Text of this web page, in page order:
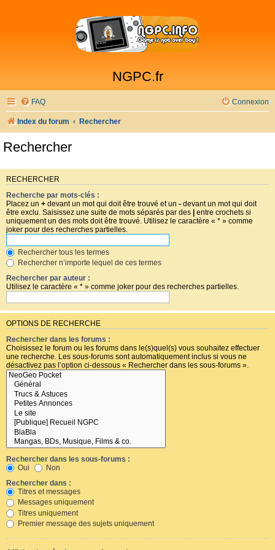
NGPC.fr
FAQ Connexion
Index du forum Rechercher
Rechercher
RECHERCHER
Recherche par mots-clés :
Placez un + devant un mot qui doit être trouvé et un - devant un mot qui doit
être exclu. Saisissez une suite de mots séparés par des | entre crochets si
uniquement un des mots doit être trouvé. Utilisez le caractère « * » comme
joker pour des recherches partielles.
Rechercher tous les termes
Rechercher n’importe lequel de ces termes
Rechercher par auteur :
Utilisez le caractère « * » comme joker pour des recherches partielles.
OPTIONS DE RECHERCHE
Rechercher dans les forums :
Choisissez le forum ou les forums dans le(s)quel(s) vous souhaitez effectuer
une recherche. Les sous-forums sont automatiquement inclus si vous ne
désactivez pas l’option ci-dessous « Rechercher dans les sous-forums ».
Rechercher dans les sous-forums :
Oui
Non
Rechercher dans :
Titres et messages
Messages uniquement
Titres uniquement
Premier message des sujets uniquement